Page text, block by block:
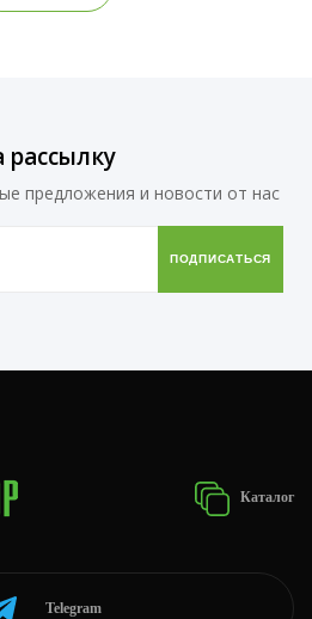
предложения и новости от нас
Каталог
Telegram